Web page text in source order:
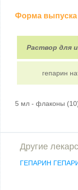
Форма выпуска
Раствор для
гепарин
5 мл - флаконы
Другие
ГЕПАРИН